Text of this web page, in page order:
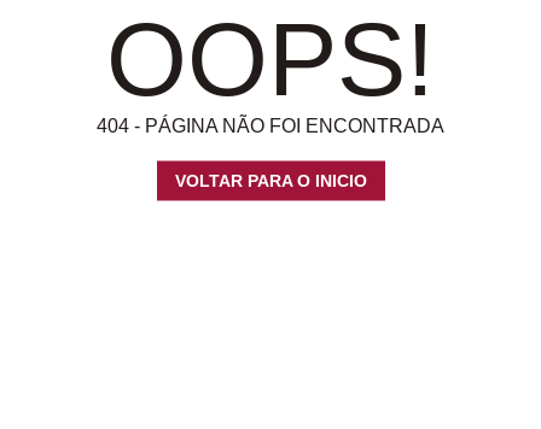
OOPS!
404 - PÁGINA NÃO FOI ENCONTRADA
VOLTAR PARA O INICIO